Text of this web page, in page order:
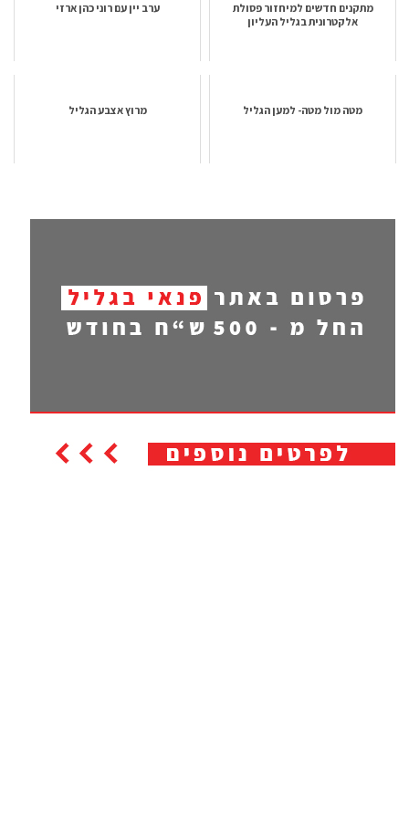
מתקנים חדשים למיחזור פסולת
אלקטרונית בגליל העליון
ערב יין עם רוני כהן ארזי
מטה מול מטה- למען הגליל מרוץ אצבע הגליל